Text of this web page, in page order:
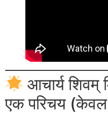
आचार्य शिवम्
एक परिचय (केवल